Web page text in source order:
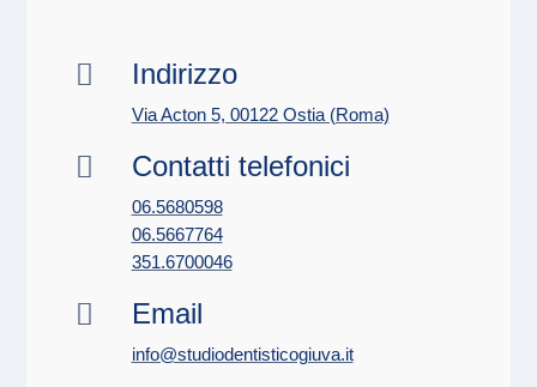
 Indirizzo
Via Acton 5, 00122 Ostia (Roma)
 Contatti telefonici
06.5680598
06.5667764
351.6700046
 Email
info@studiodentisticogiuva.it